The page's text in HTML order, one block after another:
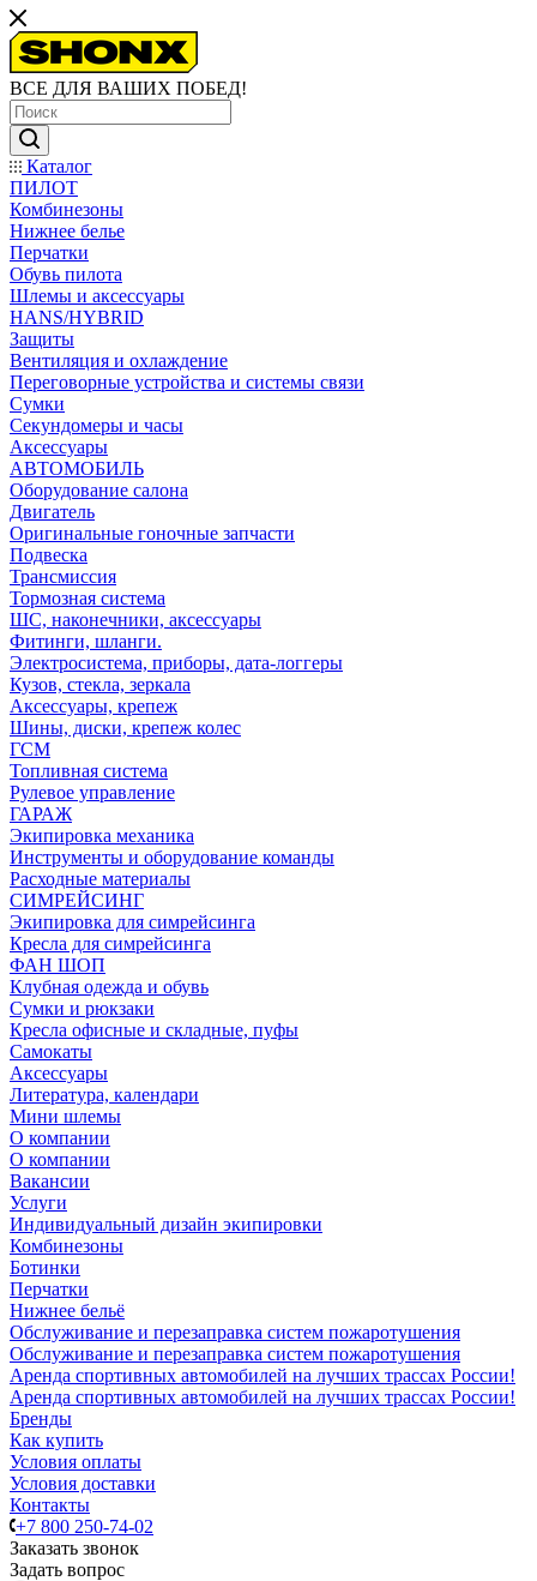
ВСЕ ДЛЯ ВАШИХ ПОБЕД!
Каталог
ПИЛОТ
Комбинезоны
Нижнее белье
Перчатки
Обувь пилота
Шлемы и аксессуары
HANS/HYBRID
Защиты
Вентиляция и охлаждение
Переговорные устройства и системы связи
Сумки
Секундомеры и часы
Аксессуары
АВТОМОБИЛЬ
Оборудование салона
Двигатель
Оригинальные гоночные запчасти
Подвеска
Трансмиссия
Тормозная система
ШС, наконечники, аксессуары
Фитинги, шланги.
Электросистема, приборы, дата-логгеры
Кузов, стекла, зеркала
Аксессуары, крепеж
Шины, диски, крепеж колес
ГСМ
Топливная система
Рулевое управление
ГАРАЖ
Экипировка механика
Инструменты и оборудование команды
Расходные материалы
СИМРЕЙСИНГ
Экипировка для симрейсинга
Кресла для симрейсинга
ФАН ШОП
Клубная одежда и обувь
Сумки и рюкзаки
Кресла офисные и складные, пуфы
Самокаты
Аксессуары
Литература, календари
Мини шлемы
О компании
О компании
Вакансии
Услуги
Индивидуальный дизайн экипировки
Комбинезоны
Ботинки
Перчатки
Нижнее бельё
Обслуживание и перезаправка систем пожаротушения
Обслуживание и перезаправка систем пожаротушения
Аренда спортивных автомобилей на лучших трассах России!
Аренда спортивных автомобилей на лучших трассах России!
Бренды
Как купить
Условия оплаты
Условия доставки
Контакты
+7 800 250-74-02
Заказать звонок
Задать вопрос